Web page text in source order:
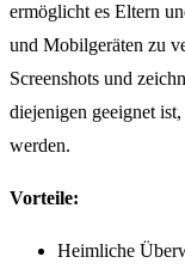
ermöglicht es Eltern
und Mobilgeräten zu
Screenshots und
diejenigen geeignet
werden.
Vorteile:
Heimliche